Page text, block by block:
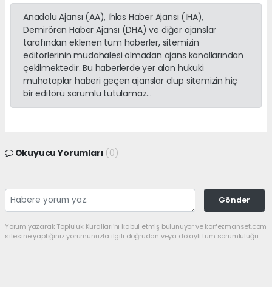
Anadolu Ajansı (AA), İhlas Haber Ajansı (İHA),
Demirören Haber Ajansı (DHA) ve diğer ajanslar
tarafından eklenen tüm haberler, sitemizin
editörlerinin müdahalesi olmadan ajans kanallarından
çekilmektedir. Bu haberlerde yer alan hukuki
muhataplar haberi geçen ajanslar olup sitemizin hiç
bir editörü sorumlu tutulamaz...
Okuyucu Yorumları (0)
Gönder
Yorum yazarak Topluluk Kuralları’nı kabul etmiş bulunuyor ve korfezmanset.com
sitesine yaptığınız yorumunuzla ilgili doğrudan veya dolaylı tüm sorumluluğu